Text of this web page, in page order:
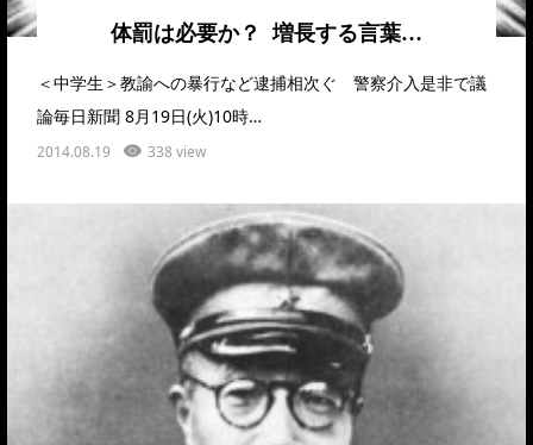
体罰は必要か？ 増長する言葉…
＜中学生＞教諭への暴行など逮捕相次ぐ 警察介入是非で議
論毎日新聞 8月19日(火)10時…
2014.08.19 338 view